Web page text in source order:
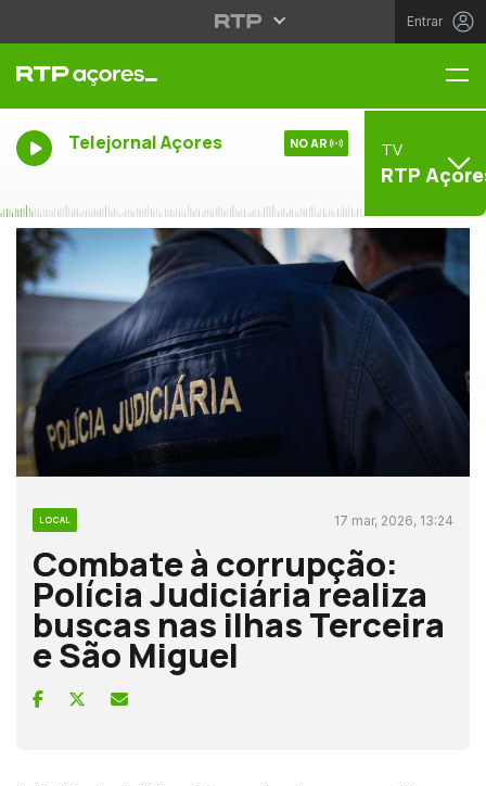
Entrar
Telejornal Açores NO AR TV
RTP
LOCAL 17 mar, 2026, 13:24
Combate à corrupção:
Polícia Judiciária realiza
buscas nas ilhas Terceira
e São Miguel